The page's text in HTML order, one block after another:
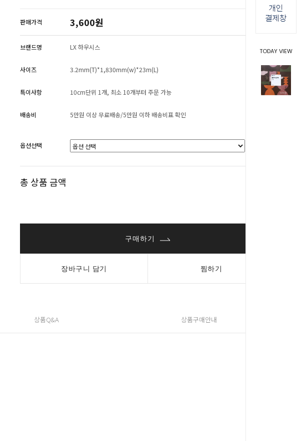
TODAY VIEW
판매가격 3,600원
브랜드명 LX 하우시스
사이즈 3.2mm(T)*1,830mm(w)*23m(L)
특이사항 10cm단위 1개, 최소 10개부터 주문 가능
배송비 5만원 이상 무료배송/5만원 이하 배송비표 확인
옵션선택
총 상품 금액
구매하기
장바구니 담기 찜하기
상품Q&A 상품구매안내